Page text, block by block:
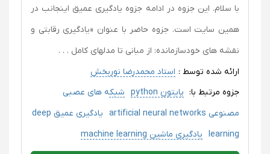
با سلام. این جزوه در ادامه جزوه یادگیری عمیق اینجانب در
همین سایت است. جزوه حاضر با عنوان «یادگیری رقابتی و
نقشه های خودسازمانده: از مبانی تا مدلهای کامل . . .
ارائه شده توسط : استاد محمدرضا نوربخش
جزوه مرتبط با: پایتون python
شبکه های عصبی
مصنوعی artificial neural networks
یادگیری عمیق deep
learning یادگیری ماشین machine learning